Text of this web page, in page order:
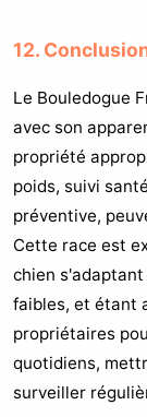
12.
Le Bouledogue
avec son
propriété
poids, suivi
préventive,
Cette race est
chien
faibles, et étant
propriétaires
quotidiens,
surveiller